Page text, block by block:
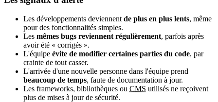
Les développements deviennent de plus en plus lents, même
pour des fonctionnalités simples.
Les mêmes bugs reviennent régulièrement, parfois après
avoir été « corrigés ».
L'équipe évite de modifier certaines parties du code, par
crainte de tout casser.
L'arrivée d'une nouvelle personne dans l'équipe prend
beaucoup de temps, faute de documentation à jour.
Les frameworks, bibliothèques ou CMS utilisés ne reçoivent
plus de mises à jour de sécurité.